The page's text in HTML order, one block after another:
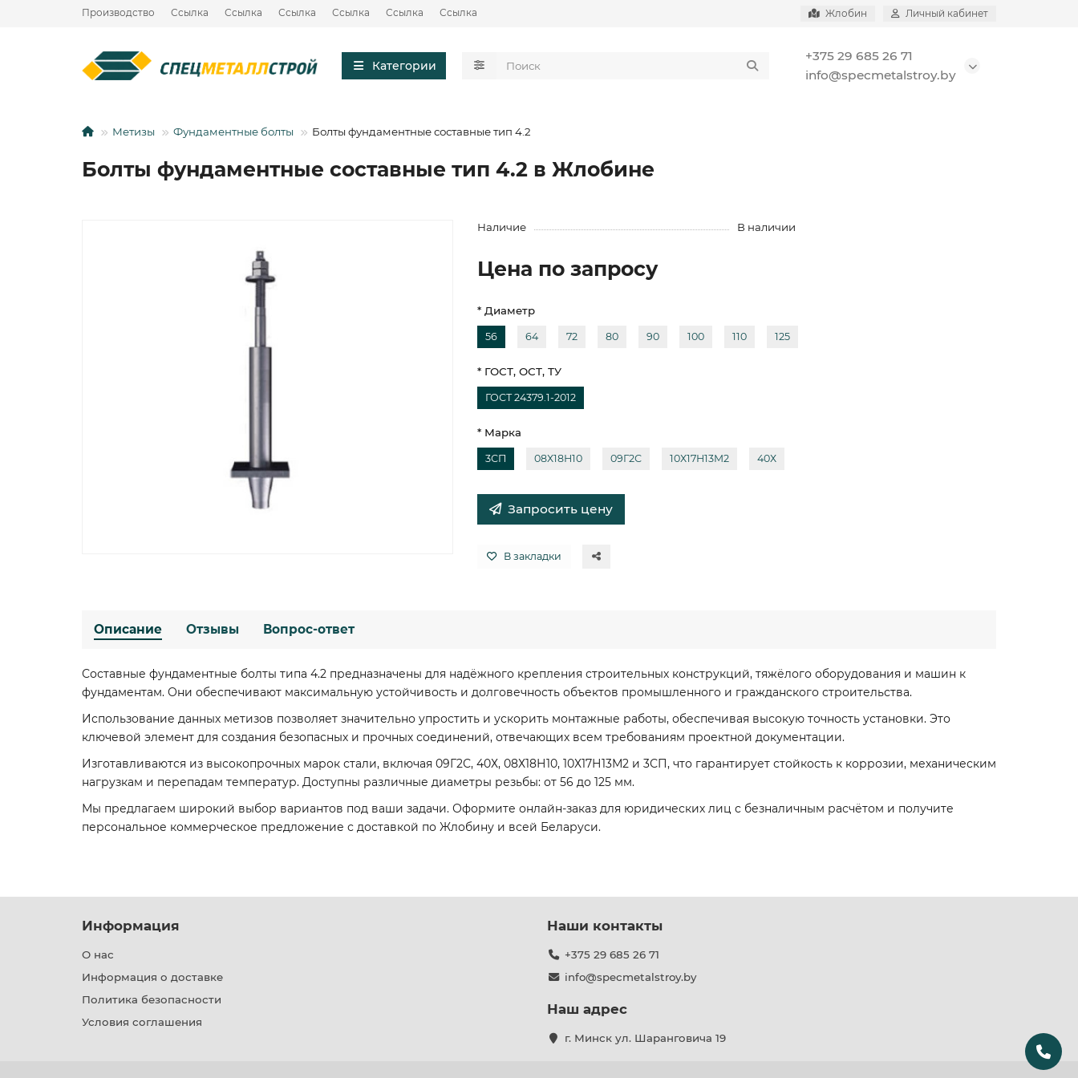
Производство Ссылка Ссылка Ссылка Ссылка Ссылка Ссылка Жлобин Личный кабинет
Категории
+375 29 685 26 71
info@specmetalstroy.by
Метизы Фундаментные болты Болты фундаментные составные тип 4.2
Болты фундаментные составные тип 4.2 в Жлобине
Наличие В наличии
Цена по запросу
* Диаметр
56 64 72 80 90 100 110 125
* ГОСТ, ОСТ, ТУ
ГОСТ 24379.1-2012
* Марка
3СП 08Х18Н10 09Г2С 10Х17Н13М2 40Х
Запросить цену
В закладки
Описание Отзывы Вопрос-ответ
Составные фундаментные болты типа 4.2 предназначены для надёжного крепления строительных конструкций, тяжёлого оборудования и машин к
фундаментам. Они обеспечивают максимальную устойчивость и долговечность объектов промышленного и гражданского строительства.
Использование данных метизов позволяет значительно упростить и ускорить монтажные работы, обеспечивая высокую точность установки. Это
ключевой элемент для создания безопасных и прочных соединений, отвечающих всем требованиям проектной документации.
Изготавливаются из высокопрочных марок стали, включая 09Г2С, 40Х, 08Х18Н10, 10Х17Н13М2 и 3СП, что гарантирует стойкость к коррозии, механическим
нагрузкам и перепадам температур. Доступны различные диаметры резьбы: от 56 до 125 мм.
Мы предлагаем широкий выбор вариантов под ваши задачи. Оформите онлайн-заказ для юридических лиц с безналичным расчётом и получите
персональное коммерческое предложение с доставкой по Жлобину и всей Беларуси.
Информация
О нас
Информация о доставке
Политика безопасности
Условия соглашения
Наши контакты
+375 29 685 26 71
info@specmetalstroy.by
Наш адрес
г. Минск ул. Шаранговича 19